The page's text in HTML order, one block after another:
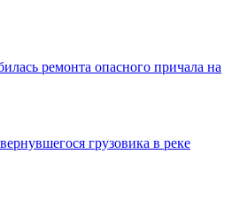
ремонта опасного причала на
грузовика в реке